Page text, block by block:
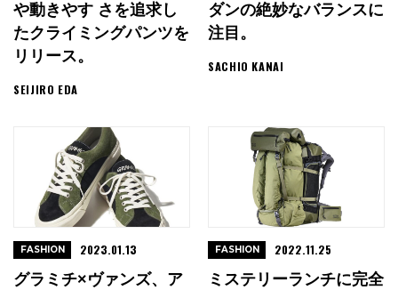
や動きやす さを追求し
たクライミングパンツを
リリース。
SEIJIRO EDA
ダンの絶妙なバランスに
注目。
SACHIO KANAI
グラミチ×ヴァンズ、ア
FASHION 2023.01.13
ミステリーランチに完全
FASHION 2022.11.25